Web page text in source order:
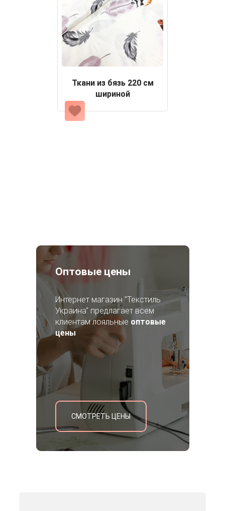
Ткани из бязь 220 см
шириной
Оптовые цены
Интернет магазин "Текстиль
Украина" предлагает всем
клиентам лояльные оптовые
цены
СМОТРЕТЬ ЦЕНЫ